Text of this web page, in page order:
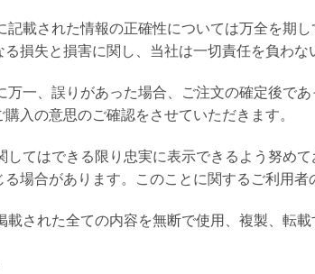
記載された情報の正確性については万全を期
損失と損害に関し、当社は一切責任を負わな
万一、誤りがあった場合、ご注文の確定後で
入の意思のご確認をさせていただきます。
してはできる限り忠実に表示できるよう努め
場合があります。このことに関するご利用
載された全ての内容を無断で使用、複製、転載